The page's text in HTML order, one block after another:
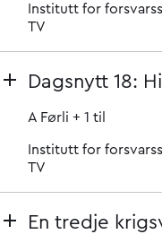
Institutt for
TV
Dagsnytt 18:
A Førli + 1 til
Institutt for
TV
En tredje